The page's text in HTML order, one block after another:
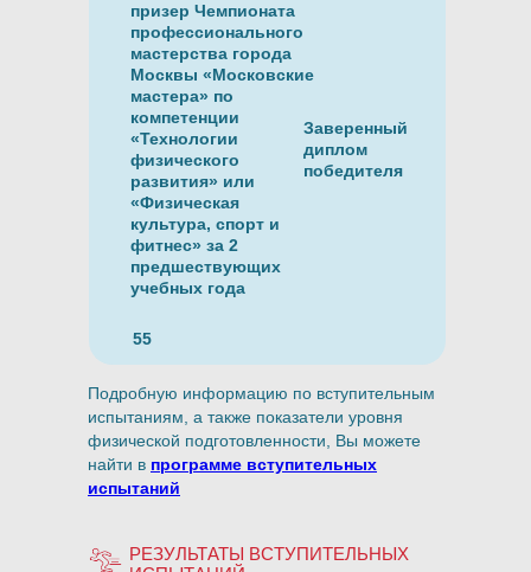
Заверенный
диплом
победителя
55
призер Чемпионата
профессионального
мастерства города
Москвы «Московские
мастера» по
компетенции
«Технологии
физического
развития» или
«Физическая
культура, спорт и
фитнес» за 2
предшествующих
учебных года
Подробную информацию по вступительным
испытаниям, а также показатели уровня
физической подготовленности, Вы можете
найти в программе вступительных
испытаний
РЕЗУЛЬТАТЫ ВСТУПИТЕЛЬНЫХ